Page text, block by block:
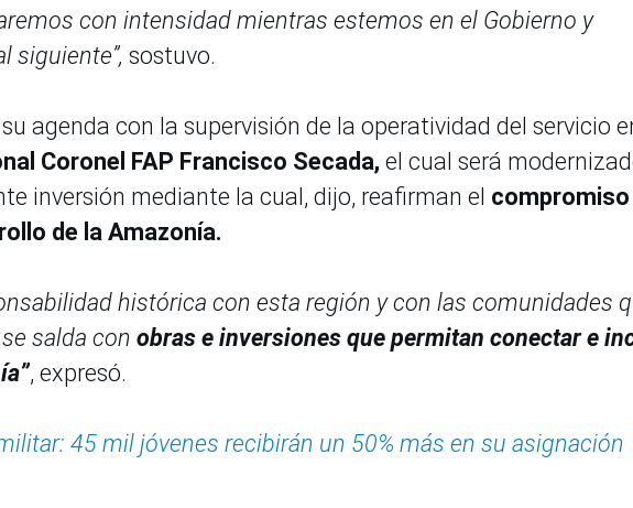
con intensidad mientras estemos en el Gobierno y
siguiente”, sostuvo.
agenda con la supervisión de la operatividad del servicio
Coronel FAP Francisco Secada, el cual será
inversión mediante la cual, dijo, reafirman el compromiso
de la Amazonía.
histórica con esta región y con las comunidades
salda con obras e inversiones que permitan conectar e
, expresó.
45 mil jóvenes recibirán un 50% más en su asignación